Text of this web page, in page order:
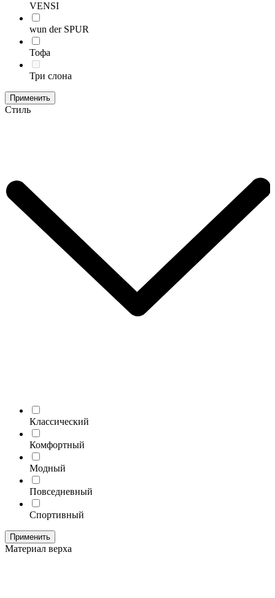
VENSI
wun der SPUR
Тофа
Три слона
Применить
Стиль
Классический
Комфортный
Модный
Повседневный
Спортивный
Применить
Материал верха